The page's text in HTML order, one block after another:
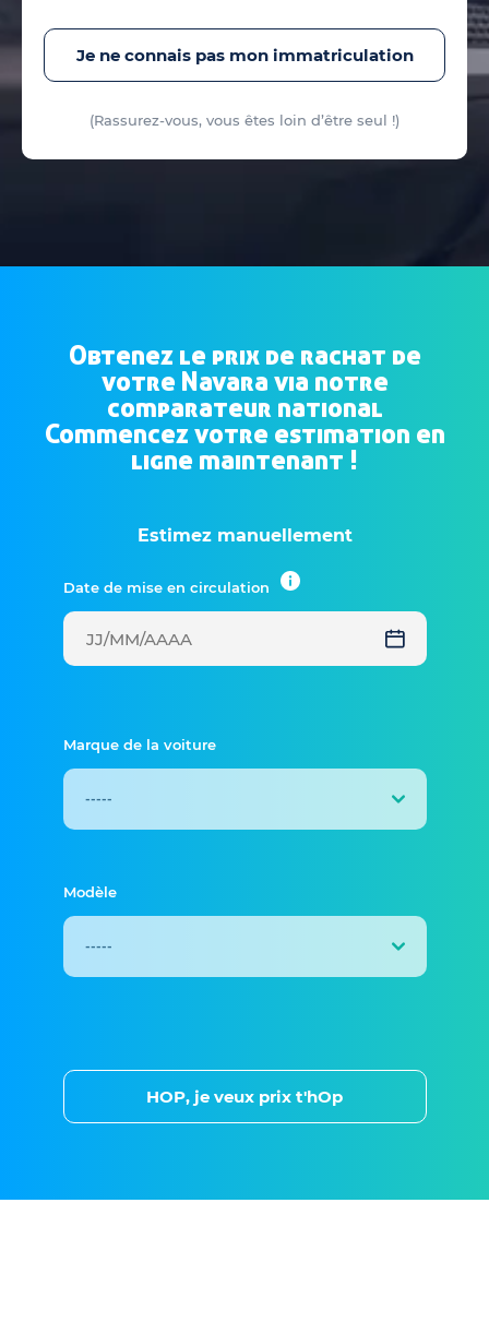
Je ne connais pas mon immatriculation
(Rassurez-vous, vous êtes loin d’être seul !)
Obtenez le prix de rachat de
votre Navara via notre
comparateur national
Commencez votre estimation en
ligne maintenant !
Estimez manuellement
Date de mise en circulation
Marque de la voiture
Modèle
HOP, je veux prix t'hOp